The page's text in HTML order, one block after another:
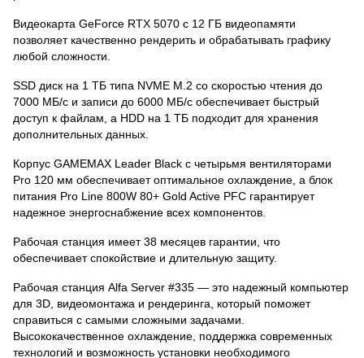
Видеокарта GeForce RTX 5070 с 12 ГБ видеопамяти
позволяет качественно рендерить и обрабатывать графику
любой сложности.
SSD диск на 1 ТБ типа NVME M.2 со скоростью чтения до
7000 МБ/с и записи до 6000 МБ/с обеспечивает быстрый
доступ к файлам, а HDD на 1 ТБ подходит для хранения
дополнительных данных.
Корпус GAMEMAX Leader Black с четырьмя вентиляторами
Pro 120 мм обеспечивает оптимальное охлаждение, а блок
питания Pro Line 800W 80+ Gold Active PFC гарантирует
надежное энергоснабжение всех компонентов.
Рабочая станция имеет 38 месяцев гарантии, что
обеспечивает спокойствие и длительную защиту.
Рабочая станция Alfa Server #335 — это надежный компьютер
для 3D, видеомонтажа и рендеринга, который поможет
справиться с самыми сложными задачами.
Высококачественное охлаждение, поддержка современных
технологий и возможность установки необходимого